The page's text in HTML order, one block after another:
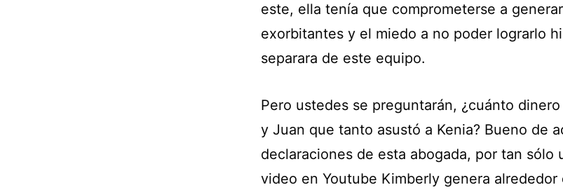
este, ella tenía que comprometerse a
exorbitantes y el miedo a no poder lograrlo
separara de este equipo.
Pero ustedes se preguntarán, ¿cuánto
y Juan que tanto asustó a Kenia? Bueno de
declaraciones de esta abogada, por tan sólo
video en Youtube Kimberly genera